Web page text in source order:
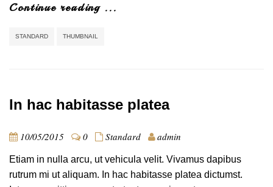
Continue reading ...
STANDARD THUMBNAIL
In hac habitasse platea
10/05/2015 0 Standard admin
Etiam in nulla arcu, ut vehicula velit. Vivamus dapibus
rutrum mi ut aliquam. In hac habitasse platea dictumst.